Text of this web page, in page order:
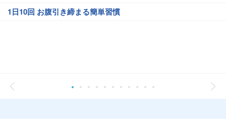
1日10回 お腹引き締まる簡単習慣